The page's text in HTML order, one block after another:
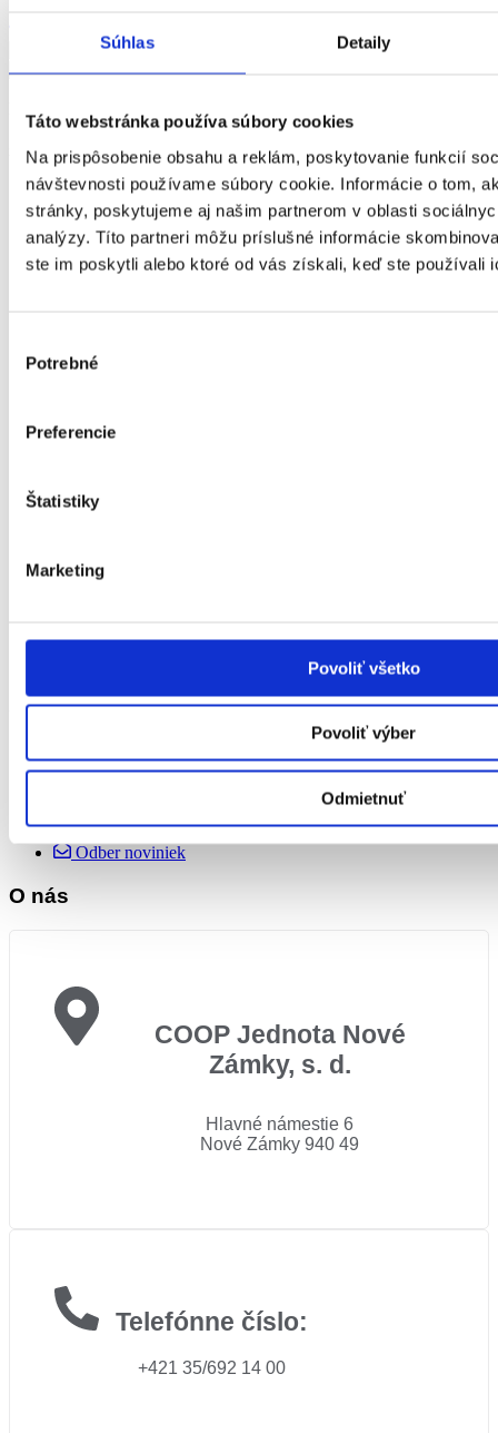
Súhlas Detaily
Táto webstránka používa súbory cookies
Na prispôsobenie obsahu a reklám, poskytovanie funkcií
návštevnosti používame súbory cookie. Informácie o tom,
stránky, poskytujeme aj našim partnerom v oblasti
analýzy. Títo partneri môžu príslušné informácie
ste im poskytli alebo ktoré od vás získali, keď ste používali
súhlasu
Potrebné
Preferencie
Štatistiky
Marketing
Povoliť všetko
Povoliť výber
Odmietnuť
Stiahnite si mobilnú aplikáciu
75. výročie
Zberné miesta
O nás
Služby
COOPKASA
Wolt - Nákup s doručenim
Odber noviniek
O nás
COOP Jednota Nové
Zámky, s. d.
Hlavné námestie 6
Nové Zámky 940 49
Telefónne číslo:
+421 35/692 14 00